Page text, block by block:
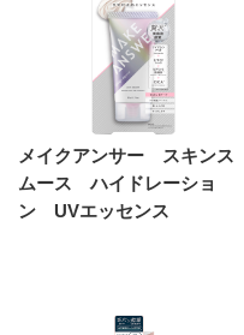
メイクアンサー スキンス
ムース ハイドレーショ
ン UVエッセンス